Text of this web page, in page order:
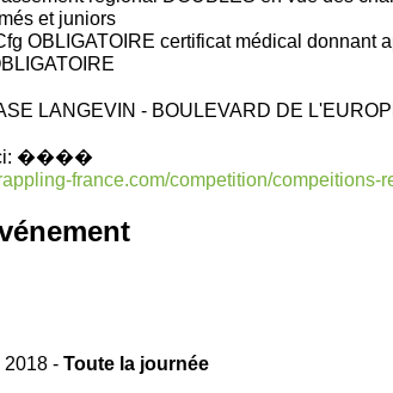
et juniors
OBLIGATOIRE certificat médical donnant
LANGEVIN - BOULEVARD DE
ici: ����
france.com/competition/compeitions-
2018 - Toute la journée